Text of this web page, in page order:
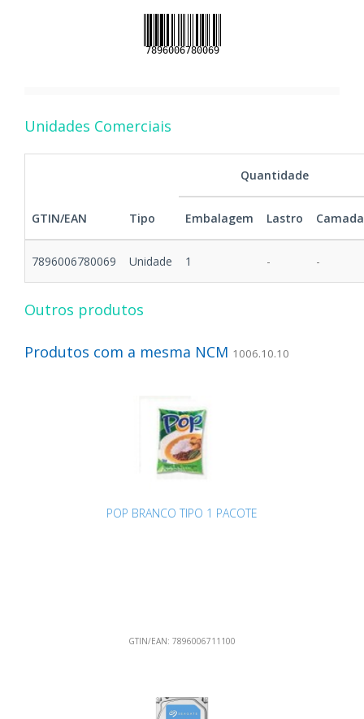
Unidades Comerciais
GTIN/EAN Tipo
Quantidade
Embalagem Lastro Camada
7896006780069 Unidade 1 - -
Outros produtos
Produtos com a mesma NCM 1006.10.10
POP BRANCO TIPO 1 PACOTE
GTIN/EAN: 7896006711100